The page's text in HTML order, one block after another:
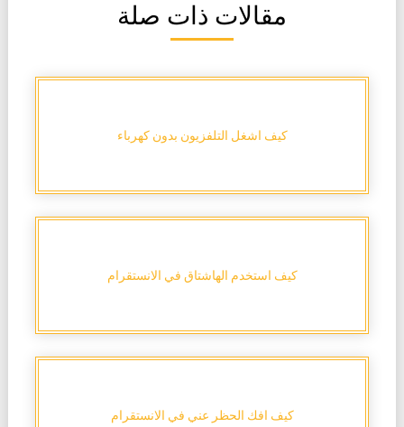
مقالات ذات صلة
كيف اشغل التلفزيون بدون كهرباء
كيف استخدم الهاشتاق في الانستقرام
كيف افك الحظر عني في الانستقرام